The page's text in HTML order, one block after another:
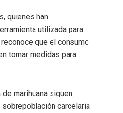
quienes han
utilizada para
que el consumo
tomar medidas para
marihuana siguen
carcelaria